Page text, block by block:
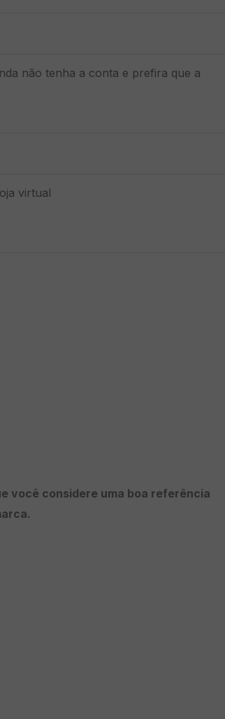
você considere uma boa referência